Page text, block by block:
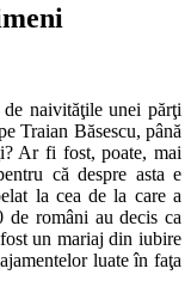
naivităţile unei părţi
Traian Băsescu, până
Ar fi fost, poate, mai
că despre asta e
la cea de la care a
de români au decis ca
un mariaj din iubire
luate în faţa